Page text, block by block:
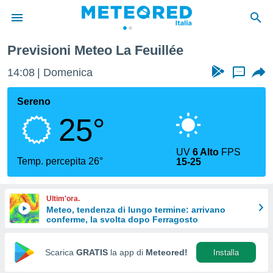
di
per
le
di
Web
Previsioni Meteo La Feuillée
14:08 Domenica ...
Sereno
25°
Temp. percepita 26°
UV6 Alto FPS
15-25
Ultim'ora.
Meteo, tendenza di lungo termine: arrivano
conferme, la svolta dopo Ferragosto
Scarica GRATIS la app di Meteored! Installa